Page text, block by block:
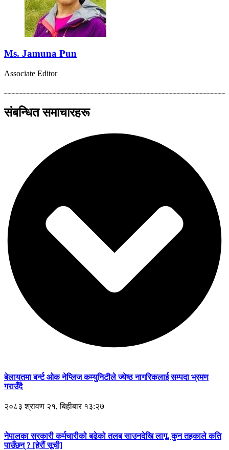
Ms. Jamuna Pun
Associate Editor
संबन्धित समाचारहरू
बेलायतमा बर्न्ट ओक नेप्लिज कम्युनिटीले ज्येष्ठ नागरिकलाई सम्पदा भ्रमण
गराउँदै
२०८३ श्रावण २१, बिहीबार १३:२७
नेपालका सरकारी कर्मचारीको बढेको तलब साउनदेखि लागू, कुन तहकाले कति
पाउँछन् ? [हेरौं सूची]